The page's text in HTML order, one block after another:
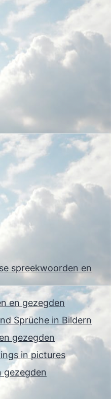
spreekwoorden en
en gezegden
Sprüche in Bildern
gezegden
in pictures
gezegden